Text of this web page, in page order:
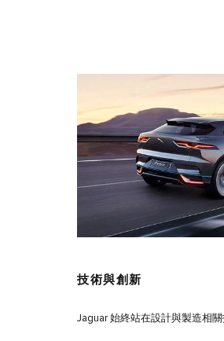
技術與創新
Jaguar 始終站在設計與製造相關